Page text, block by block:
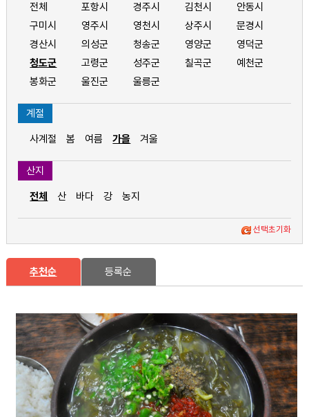
전체 포항시 경주시 김천시
안동시
구미시
영주시 영천시 상주시
문경시
경산시
의성군 청송군 영양군
영덕군
청도군
고령군 성주군 칠곡군
예천군
봉화군
울진군 울릉군
계절
사계절 봄 여름 가을 겨울
산지
전체 산 바다 강 농지
선택초기화
추천순 등록순